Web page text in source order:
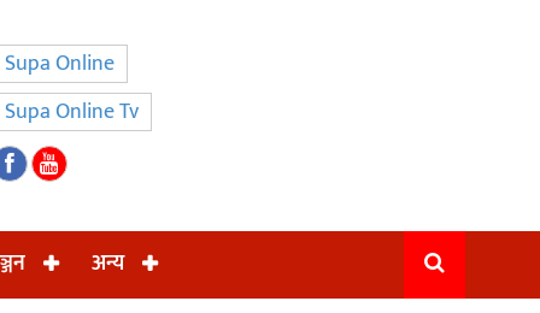
Supa Online
Supa Online Tv
अन्य